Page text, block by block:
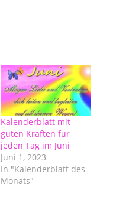
Kalenderblatt mit
guten Kräften für
jeden Tag im Juni
Juni 1, 2023
In "Kalenderblatt des
Monats"